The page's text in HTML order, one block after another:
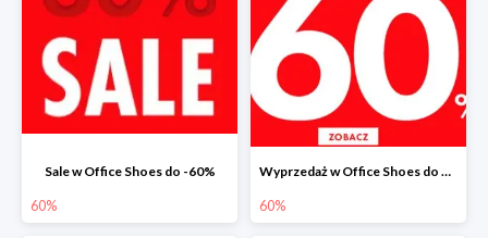
Sale w Office Shoes do -60%
60%
Wyprzedaż w Office Shoes do 60%
60%